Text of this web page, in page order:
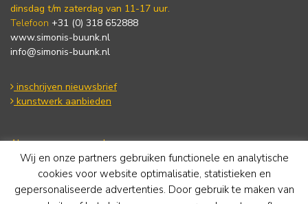
dinsdag t/m zaterdag van 11-17 uur.
Telefoon +31 (0) 318 652888
www.simonis-buunk.nl
info@simonis-buunk.nl
inschrijven nieuwsbrief
kunstwerk aanbieden
Algemene voorwaarden
Privacy statement
Cookie Policy
Disclaimer
Wij en onze partners gebruiken functionele en analytische
cookies voor website optimalisatie, statistieken en
gepersonaliseerde advertenties. Door gebruik te maken van